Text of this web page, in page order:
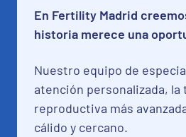
En Fertility Madrid
historia merece una
Nuestro equipo de
atención personalizada, la
reproductiva más
cálido y cercano.